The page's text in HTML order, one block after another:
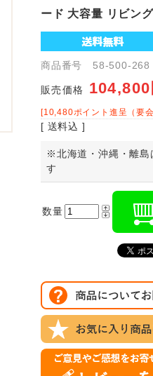
ード 大容量 リビン
商品番号 58-500-268
販売価格 104,800
[10,480ポイント進呈（要
[ 送料込 ]
※北海道・沖縄・離島
す
数量